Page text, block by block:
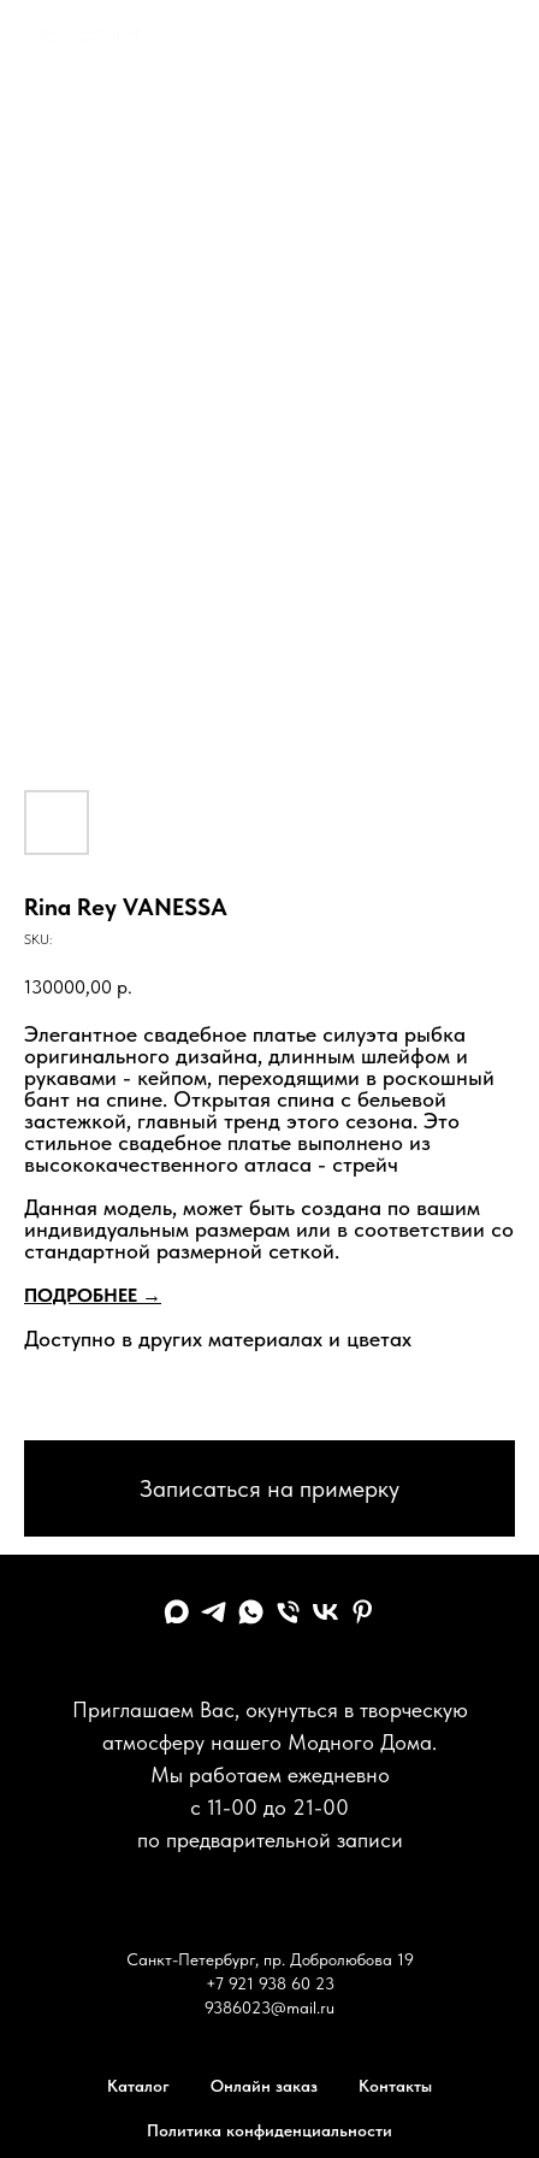
Rina Rey VANESSA
SKU:
130000,00 р.
Элегантное свадебное платье силуэта рыбка
оригинального дизайна, длинным шлейфом и
рукавами - кейпом, переходящими в роскошный
бант на спине. Открытая спина с бельевой
застежкой, главный тренд этого сезона. Это
стильное свадебное платье выполнено из
высококачественного атласа - стрейч
Данная модель, может быть создана по вашим
индивидуальным размерам или в соответствии со
стандартной размерной сеткой.
ПОДРОБНЕЕ →
Доступно в других материалах и цветах
Записаться на примерку
Приглашаем Вас, окунуться в творческую
атмосферу нашего Модного Дома.
Мы работаем ежедневно
с 11-00 до 21-00
по предварительной записи
Санкт-Петербург, пр. Добролюбова 19
+7 921 938 60 23
9386023@mail.ru
Каталог Онлайн заказ Контакты
Политика конфиденциальности